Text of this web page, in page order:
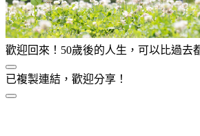
歡迎回來！50歲後的人生，可以比過去
已複製連結，歡迎分享！